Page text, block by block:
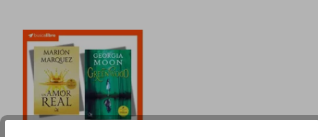
45%
dcto.
$ 41.63